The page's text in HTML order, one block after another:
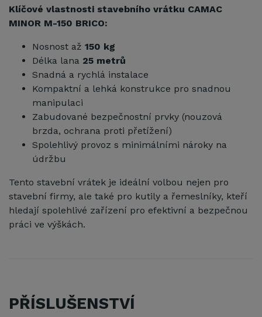
Klíčové vlastnosti stavebního vrátku CAMAC
MINOR M-150 BRICO:
Nosnost až 150 kg
Délka lana 25 metrů
Snadná a rychlá instalace
Kompaktní a lehká konstrukce pro snadnou
manipulaci
Zabudované bezpečnostní prvky (nouzová
brzda, ochrana proti přetížení)
Spolehlivý provoz s minimálními nároky na
údržbu
Tento stavební vrátek je ideální volbou nejen pro
stavební firmy, ale také pro kutily a řemeslníky, kteří
hledají spolehlivé zařízení pro efektivní a bezpečnou
práci ve výškách.
PŘÍSLUŠENSTVÍ